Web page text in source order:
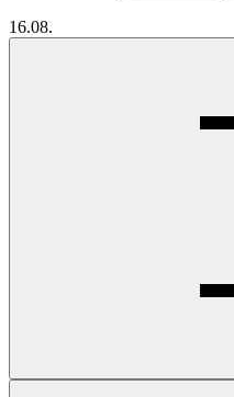
16.08.